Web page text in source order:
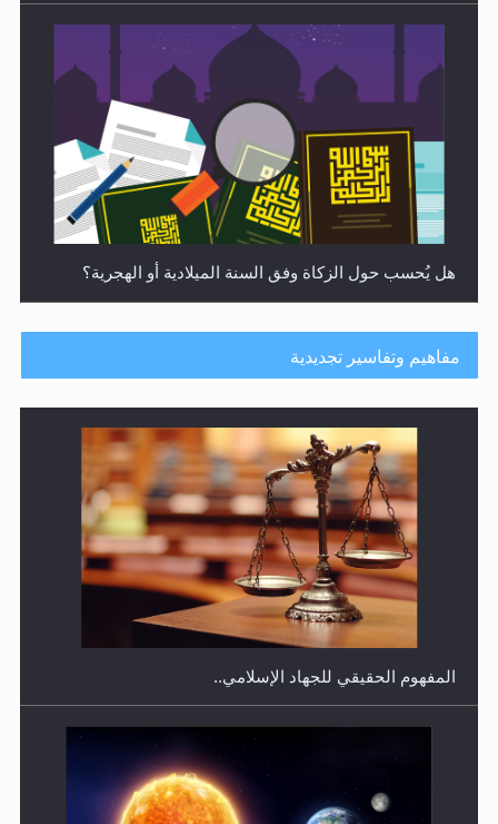
هل يُحسب حول الزكاة وفق السنة الميلادية أو الهجرية؟
هل يجوز فتح مشروع كوافير نسائي للمحجبات وغير
المحجبات؟
مفاهيم وتفاسير تجديدية
المفهوم الحقيقي للجهاد الإسلامي..